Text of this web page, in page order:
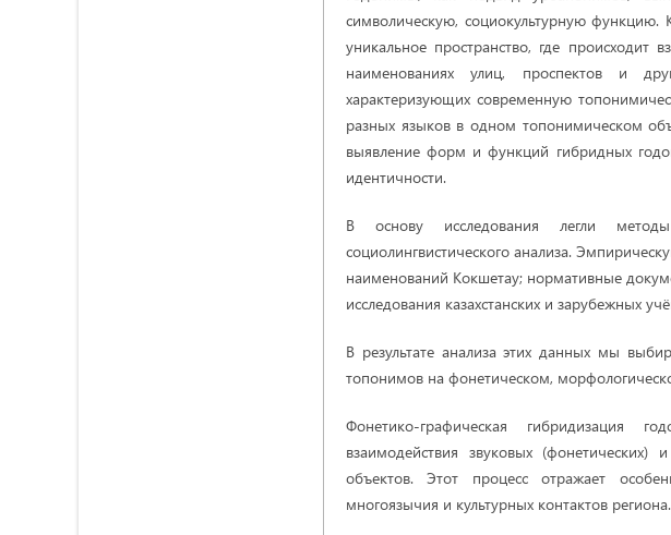
символическую, социокультурную функцию.
уникальное пространство, где происходит
наименованиях улиц, проспектов и
характеризующих современную
разных языков в одном топонимическом
выявление форм и функций гибридных
идентичности.
В основу исследования легли методы
социолингвистического анализа.
наименований Кокшетау; нормативные
исследования казахстанских и зарубежных
В результате анализа этих данных мы
топонимов на фонетическом,
Фонетико-графическая гибридизация
взаимодействия звуковых (фонетических)
объектов. Этот процесс отражает
многоязычия и культурных контактов региона.